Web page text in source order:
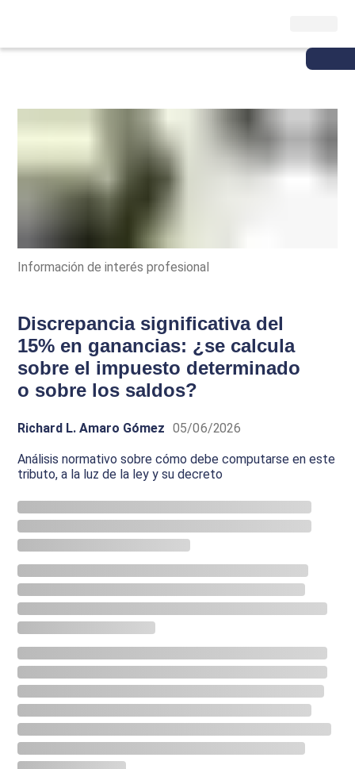
Información de interés profesional
Discrepancia significativa del
15% en ganancias: ¿se calcula
sobre el impuesto determinado
o sobre los saldos?
Richard L. Amaro Gómez 05/06/2026
Análisis normativo sobre cómo debe computarse en este
tributo, a la luz de la ley y su decreto